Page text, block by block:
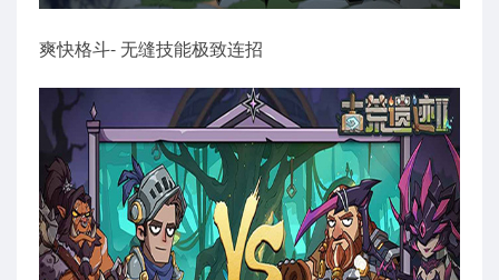
爽快格斗- 无缝技能极致连招